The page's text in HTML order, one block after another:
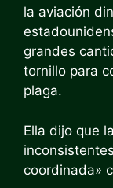
la aviación
grandes
tornillo para
plaga.
Ella dijo que
coordinada»